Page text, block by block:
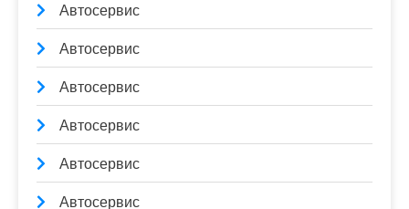
Автосервис
Автосервис
Автосервис
Автосервис
Автосервис
Автосервис